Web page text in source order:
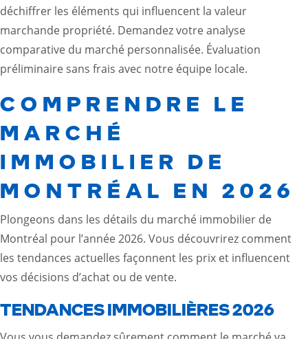
déchiffrer les éléments qui influencent la valeur
marchande propriété. Demandez votre analyse
comparative du marché personnalisée. Évaluation
préliminaire sans frais avec notre équipe locale.
COMPRENDRE LE
MARCHÉ
IMMOBILIER DE
MONTRÉAL EN 2026
Plongeons dans les détails du marché immobilier de
Montréal pour l’année 2026. Vous découvrirez comment
les tendances actuelles façonnent les prix et influencent
vos décisions d’achat ou de vente.
TENDANCES IMMOBILIÈRES 2026